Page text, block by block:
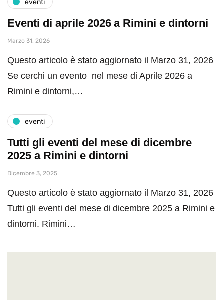
eventi
Eventi di aprile 2026 a Rimini e dintorni
Marzo 31, 2026
Questo articolo è stato aggiornato il Marzo 31, 2026
Se cerchi un evento nel mese di Aprile 2026 a
Rimini e dintorni,…
eventi
Tutti gli eventi del mese di dicembre
2025 a Rimini e dintorni
Dicembre 3, 2025
Questo articolo è stato aggiornato il Marzo 31, 2026
Tutti gli eventi del mese di dicembre 2025 a Rimini e
dintorni. Rimini…